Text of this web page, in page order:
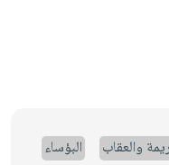
والعقاب
البؤساء